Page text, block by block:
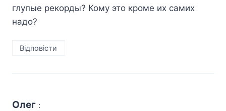
глупые рекорды? Кому это кроме их самих
надо?
Відповіcти
Олег :